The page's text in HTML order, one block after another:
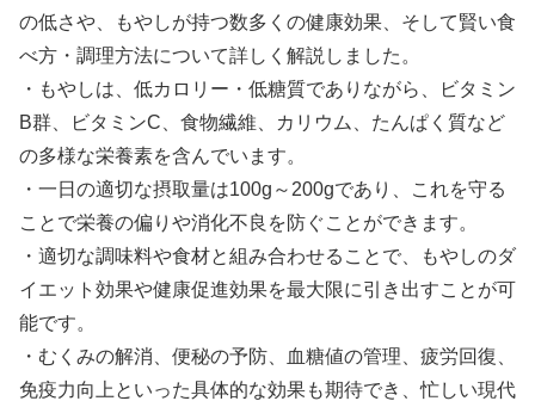
の低さや、もやしが持つ数多くの健康効果、そして賢い食
べ方・調理方法について詳しく解説しました。
・もやしは、低カロリー・低糖質でありながら、ビタミン
B群、ビタミンC、食物繊維、カリウム、たんぱく質など
の多様な栄養素を含んでいます。
・一日の適切な摂取量は100g～200gであり、これを守る
ことで栄養の偏りや消化不良を防ぐことができます。
・適切な調味料や食材と組み合わせることで、もやしのダ
イエット効果や健康促進効果を最大限に引き出すことが可
能です。
・むくみの解消、便秘の予防、血糖値の管理、疲労回復、
免疫力向上といった具体的な効果も期待でき、忙しい現代